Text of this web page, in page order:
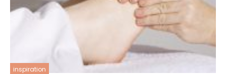
inspiration